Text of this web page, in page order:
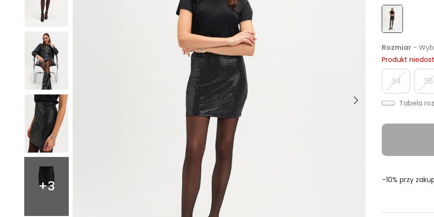
Rozmiar -
Produkt
34 36
Tabela
-10% przy